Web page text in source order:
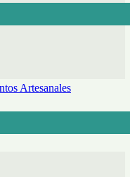
Artesanales
el sabor artesanal